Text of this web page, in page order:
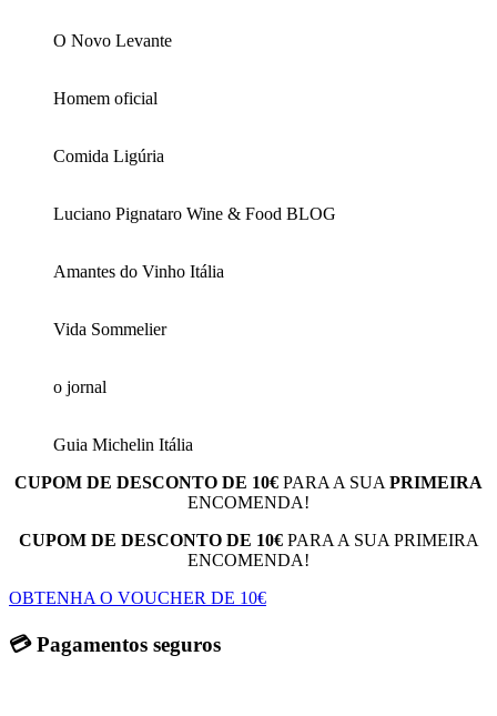
O Novo Levante
Homem oficial
Comida Ligúria
Luciano Pignataro Wine & Food BLOG
Amantes do Vinho Itália
Vida Sommelier
o jornal
Guia Michelin Itália
CUPOM DE DESCONTO DE 10€ PARA A SUAPRIMEIRA
ENCOMENDA!
CUPOM DE DESCONTO DE 10€PARA A SUA PRIMEIRA
ENCOMENDA!
OBTENHA O VOUCHER DE 10€
💳 Pagamentos seguros